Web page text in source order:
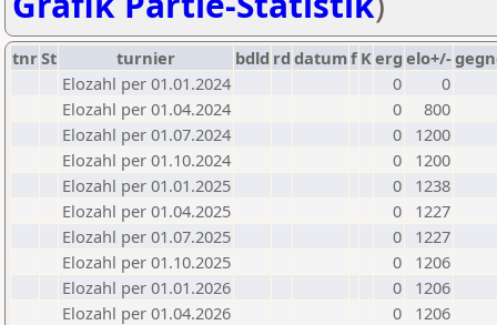
tnrSt turnier bdld rd datumf Kerg elo+/-
Elozahl per 01.01.2024
0
0
Elozahl per 01.04.2024
0
800
Elozahl per 01.07.2024
0
1200
Elozahl per 01.10.2024
0
1200
Elozahl per 01.01.2025
0
1238
Elozahl per 01.04.2025
0
1227
Elozahl per 01.07.2025
0
1227
Elozahl per 01.10.2025
0
1206
Elozahl per 01.01.2026
0
1206
Elozahl per 01.04.2026
0
1206